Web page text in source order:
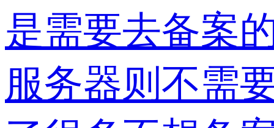
是需要去备案
服务器则不需